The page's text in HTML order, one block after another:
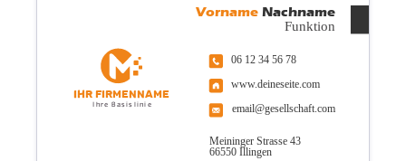
06 12 34 56 78
www.deineseite.com
email@gesellschaft.com
Meininger Strasse 43
66550 Illingen
Funktion
VornameNachname
Ihr Firmenname
Ihre Basislinie